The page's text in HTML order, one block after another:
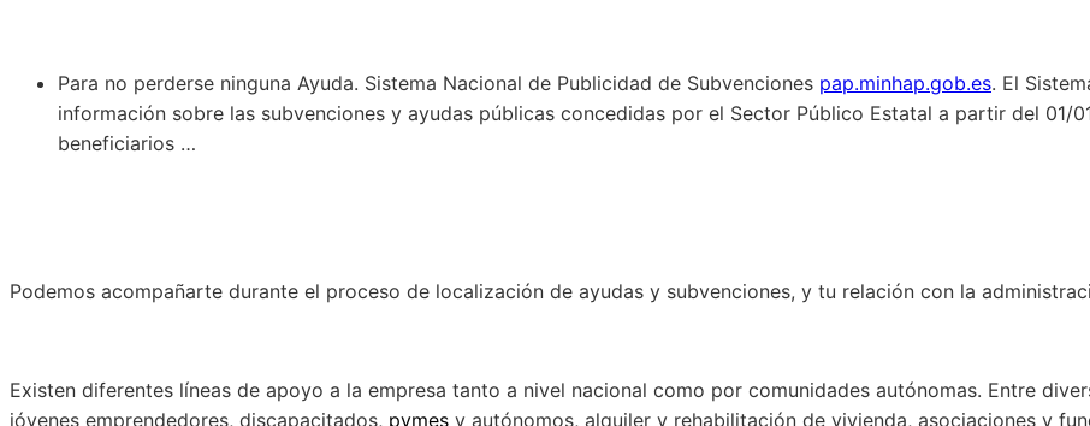
Para no perderse ninguna Ayuda. Sistema Nacional de Publicidad de Subvenciones pap.minhap.gob.es. El
información sobre las subvenciones y ayudas públicas concedidas por el Sector Público Estatal a partir del
beneficiarios …
Podemos acompañarte durante el proceso de localización de ayudas y subvenciones, y tu relación con la
Existen diferentes líneas de apoyo a la empresa tanto a nivel nacional como por comunidades autónomas. Entre
jóvenes emprendedores, discapacitados, pymes y autónomos, alquiler y rehabilitación de vivienda, asociaciones y